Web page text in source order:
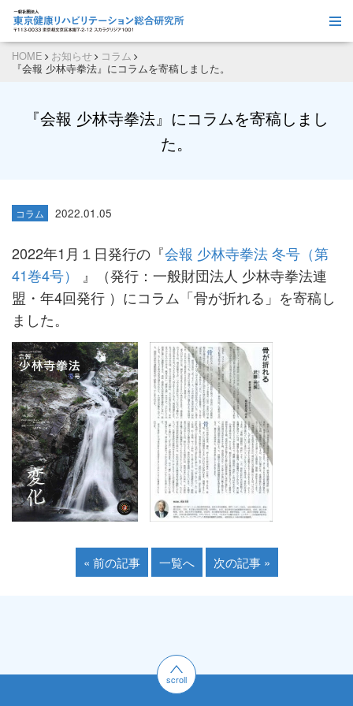
HOME お知らせ
コラム
『会報 少林寺拳法』にコラムを寄稿しました。
『会報 少林寺拳法』にコラムを寄稿しまし
た。
コラム 2022.01.05
2022年1月１日発行の『会報 少林寺拳法 冬号（第
41巻4号）
』（発行：一般財団法人 少林寺拳法連
盟・年4回発行 ）にコラム「骨が折れる」を寄稿し
ました。
« 前の記事 一覧へ 次の記事 »
scroll